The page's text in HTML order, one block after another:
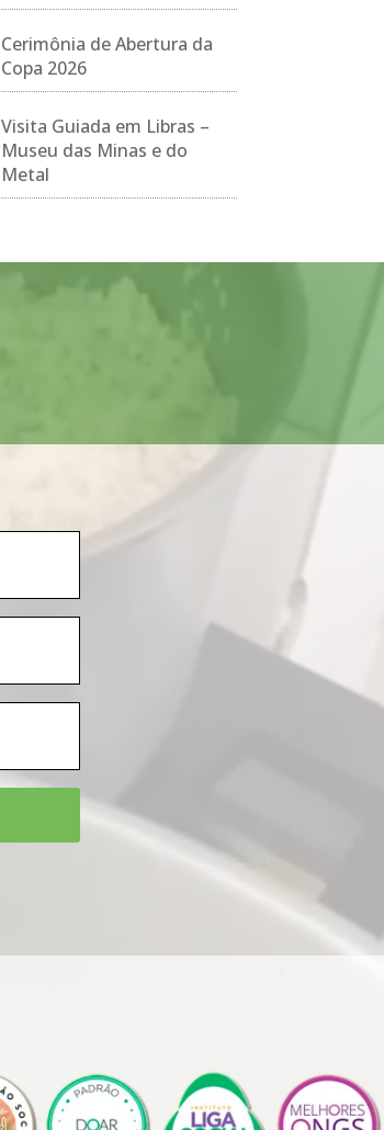
Cerimônia de Abertura da
Copa 2026
Visita Guiada em Libras –
Museu das Minas e do
Metal